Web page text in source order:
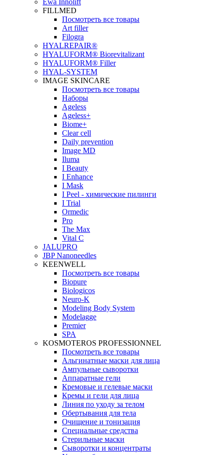
Ewa Innolift
FILLMED
Посмотреть все товары
Art filler
Filogra
НYALREPAIR®
HYALUFORM® Biorevitalizant
HYALUFORM® Filler
HYAL-SYSTEM
IMAGE SKINCARE
Посмотреть все товары
Наборы
Ageless
Ageless+
Biome+
Clear cell
Daily prevention
Image MD
Iluma
I Beauty
I Enhance
I Mask
I Peel - химические пилинги
I Trial
Ormedic
Pro
The Max
Vital C
JALUPRO
JBP Nanoneedles
KEENWELL
Посмотреть все товары
Biopure
Biologicos
Neuro‑K
Modeling Body System
Modelagge
Premier
SPA
KOSMOTEROS PROFESSIONNEL
Посмотреть все товары
Альгинатные маски для лица
Ампульные сыворотки
Аппаратные гели
Кремовые и гелевые маски
Кремы и гели для лица
Линия по уходу за телом
Обертывания для тела
Очищение и тонизация
Специальные средства
Стерильные маски
Сыворотки и концентраты